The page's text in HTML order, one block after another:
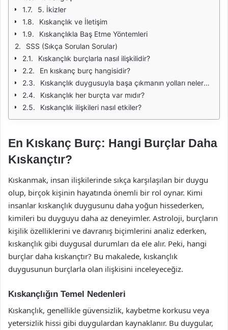
5. İkizler
Kıskançlık ve İletişim
Kıskançlıkla Baş Etme Yöntemleri
SSS (Sıkça Sorulan Sorular)
Kıskançlık burçlarla nasıl ilişkilidir?
En kıskanç burç hangisidir?
Kıskançlık duygusuyla başa çıkmanın yolları nelerdir?
Kıskançlık her burçta var mıdır?
Kıskançlık ilişkileri nasıl etkiler?
En Kıskanç Burç: Hangi Burçlar Daha
Kıskançtır?
Kıskanmak, insan ilişkilerinde sıkça karşılaşılan bir duygu
olup, birçok kişinin hayatında önemli bir rol oynar. Kimi
insanlar kıskançlık duygusunu daha yoğun hissederken,
kimileri bu duyguyu daha az deneyimler. Astroloji, burçların
kişilik özelliklerini ve davranış biçimlerini analiz ederken,
kıskançlık gibi duygusal durumları da ele alır. Peki, hangi
burçlar daha kıskançtır? Bu makalede, kıskançlık
duygusunun burçlarla olan ilişkisini inceleyeceğiz.
Kıskançlığın Temel Nedenleri
Kıskançlık, genellikle güvensizlik, kaybetme korkusu veya
yetersizlik hissi gibi duygulardan kaynaklanır. Bu duygular,